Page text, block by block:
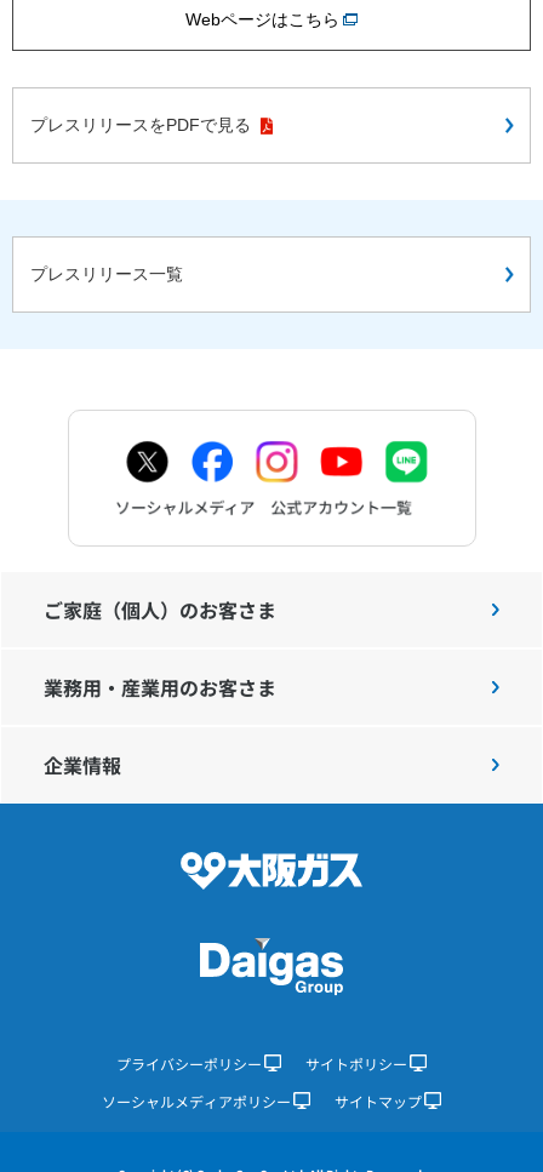
Webページはこちら
プレスリリースをPDFで見る
プレスリリース一覧
ご家庭（個人）のお客さま
業務用・産業用のお客さま
企業情報
プライバシーポリシー
サイトポリシー
ソーシャルメディアポリシー
サイトマップ